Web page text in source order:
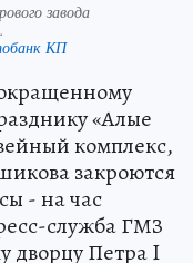
завода
КП
«Алые
комплекс,
закроются
- на час
служба ГМЗ
дворцу Петра I